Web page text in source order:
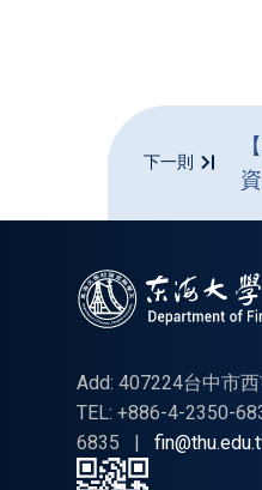
下一則
Add: 407224台中市
TEL: +886-4-2350-
6835
|